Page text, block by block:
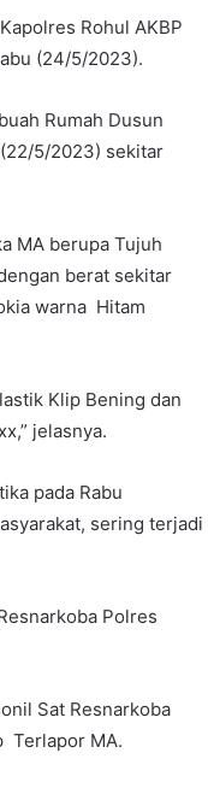
Rohul AKBP
(24/5/2023).
Rumah Dusun
5/2023) sekitar
MA berupa Tujuh
berat sekitar
warna Hitam
Klip Bening dan
jelasnya.
pada Rabu
sering terjadi
Polres
Sat Resnarkoba
Terlapor MA.